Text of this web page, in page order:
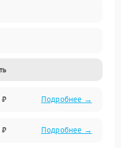
₽ Подробнее →
₽ Подробнее →